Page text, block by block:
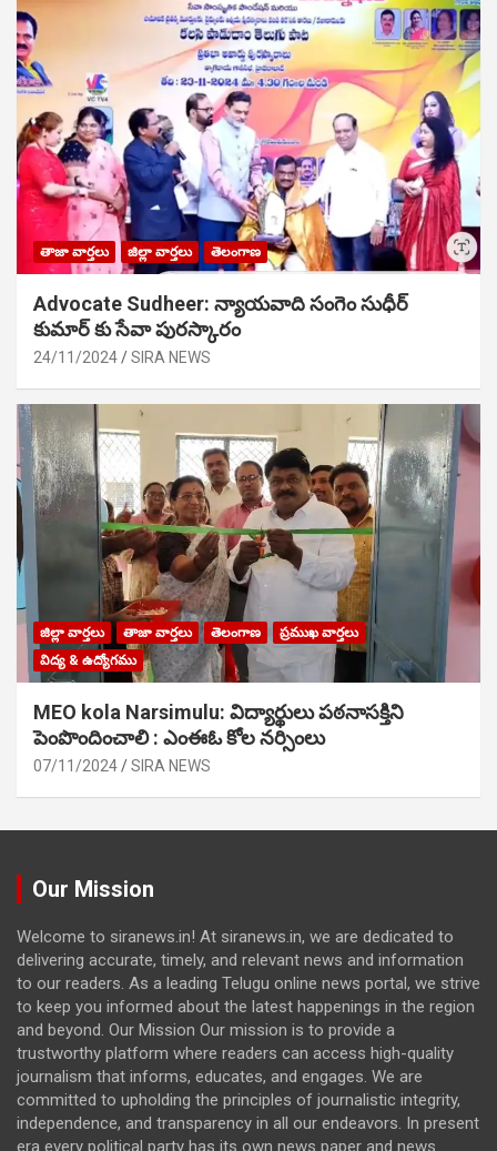
తాజా వార్తలు జిల్లా వార్తలు తెలంగాణ
Advocate Sudheer: న్యాయవాది సంగెం సుధీర్
కుమార్ కు సేవా పురస్కారం
24/11/2024 SIRA NEWS
జిల్లా వార్తలు తాజా వార్తలు తెలంగాణ
ప్రముఖ వార్తలు
విద్య & ఉద్యోగము
MEO kola Narsimulu: విద్యార్థులు పఠ‌నాసక్తిని
పెంపొందించాలి : ఎంఈఓ కోల నర్సింలు
07/11/2024 SIRA NEWS
Our Mission
Welcome to siranews.in! At siranews.in, we are dedicated to
delivering accurate, timely, and relevant news and information
to our readers. As a leading Telugu online news portal, we strive
to keep you informed about the latest happenings in the region
and beyond. Our Mission Our mission is to provide a
trustworthy platform where readers can access high-quality
journalism that informs, educates, and engages. We are
committed to upholding the principles of journalistic integrity,
independence, and transparency in all our endeavors. In present
era every political party has its own news paper and news